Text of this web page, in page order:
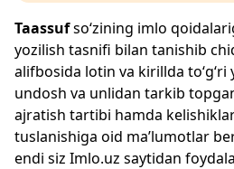
Taassufso‘zining imlo
yozilish tasnifi bilan tanishib
alifbosida lotin va kirillda
undosh va unlidan tarkib
ajratish tartibi hamda
tuslanishiga oid ma’lumotlar
endi siz Imlo.uz saytidan